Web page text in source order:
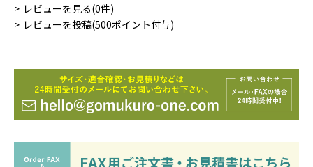
レビューを見る(0件)
レビューを投稿(500ポイント付与)